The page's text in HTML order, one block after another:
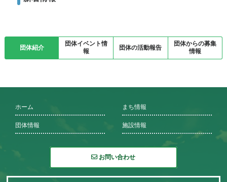
団体紹介
団体イベント情
報
団体の活動報告
団体からの募集
情報
ホーム まち情報
団体情報 施設情報
お問い合わせ